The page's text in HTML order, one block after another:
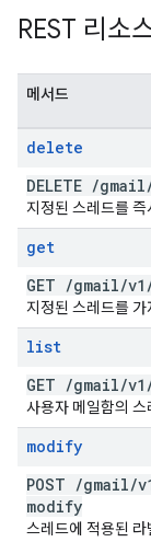
REST 리소
메서드
delete
DELETE /gmail
지정된 스레드를 즉
get
GET /gmail/v1
지정된 스레드를 가
list
GET /gmail/v1
사용자 메일함의 스
modify
POST /gmail/
modify
스레드에 적용된 라